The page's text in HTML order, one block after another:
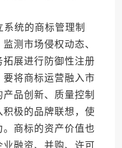
统的商标管理制
测市场侵权动态、
展进行防御性注册
将商标运营融入市
品创新、质量控制
极的品牌联想，使
商标的资产价值也
融资、并购、许可